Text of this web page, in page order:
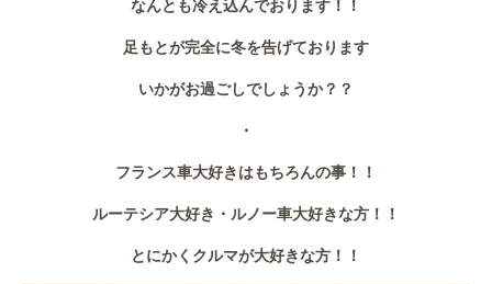
なんとも冷え込んでおります！！
足もとが完全に冬を告げております
いかがお過ごしでしょうか？？
・
フランス車大好きはもちろんの事！！
ルーテシア大好き・ルノー車大好きな方！！
とにかくクルマが大好きな方！！